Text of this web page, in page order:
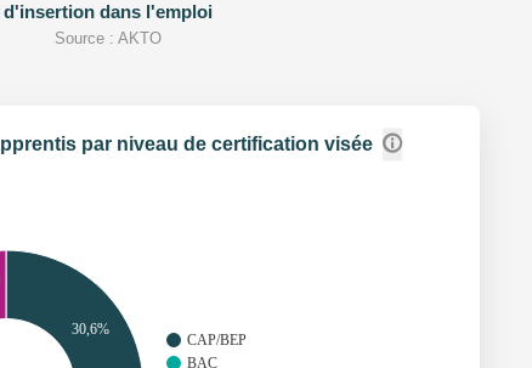
d'insertion dans l'emploi
Source : AKTO
par niveau de certification visée
CAP/BEP
BAC
30,6%